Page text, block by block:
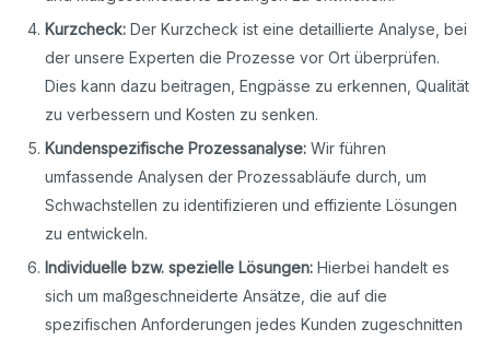
Kurzcheck: Der Kurzcheck ist eine detaillierte Analyse, bei
der unsere Experten die Prozesse vor Ort überprüfen.
Dies kann dazu beitragen, Engpässe zu erkennen, Qualität
zu verbessern und Kosten zu senken.
Kundenspezifische Prozessanalyse: Wir führen
umfassende Analysen der Prozessabläufe durch, um
Schwachstellen zu identifizieren und effiziente Lösungen
zu entwickeln.
Individuelle bzw. spezielle Lösungen: Hierbei handelt es
sich um maßgeschneiderte Ansätze, die auf die
spezifischen Anforderungen jedes Kunden zugeschnitten